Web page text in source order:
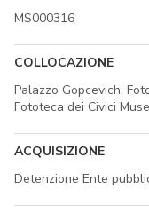
MS000316
COLLOCAZIONE
Palazzo Gopcevich;
Fototeca dei Civici
ACQUISIZIONE
Detenzione Ente